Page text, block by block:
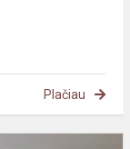
Plačiau